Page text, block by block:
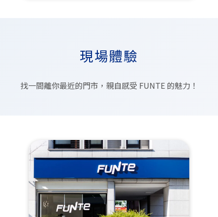
現場體驗
找一間離你最近的門市，親自感受 FUNTE 的魅力！